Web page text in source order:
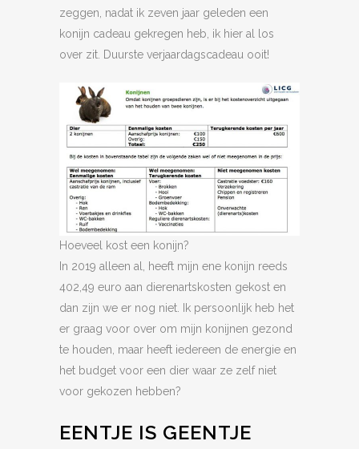
zeggen, nadat ik zeven jaar geleden een
konijn cadeau gekregen heb, ik hier al los
over zit. Duurste verjaardagscadeau ooit!
Hoeveel kost een konijn?
In 2019 alleen al, heeft mijn ene konijn reeds
402,49 euro aan dierenartskosten gekost en
dan zijn we er nog niet. Ik persoonlijk heb het
er graag voor over om mijn konijnen gezond
te houden, maar heeft iedereen de energie en
het budget voor een dier waar ze zelf niet
voor gekozen hebben?
EENTJE IS GEENTJE